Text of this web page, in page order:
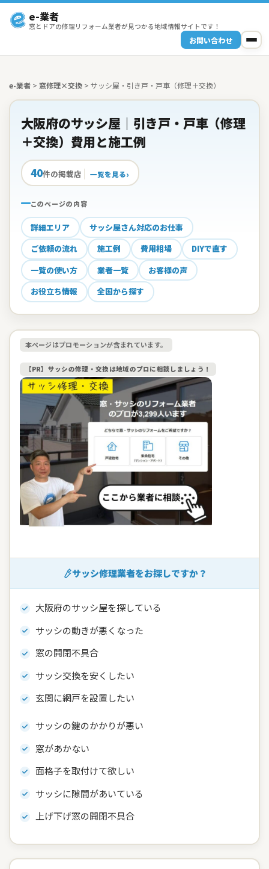
e-業者
窓とドアの修理リフォーム業者が見つかる地域情報サイトです！
お問い合わせ
e-業者 > 窓修理×交換 > サッシ屋・引き戸・戸車（修理＋交換）
大阪府のサッシ屋｜引き戸・戸車（修理
＋交換）費用と施工例
40件の掲載店 一覧を見る
このページの内容
詳細エリア
サッシ屋さん対応のお仕事
ご依頼の流れ
施工例 費用相場
DIYで直す
一覧の使い方
業者一覧
お客様の声
お役立ち情報
全国から探す
本ページはプロモーションが含まれています。
【PR】サッシの修理・交換は地域のプロに相談しましょう！
サッシ修理業者をお探しですか？
大阪府のサッシ屋を探している
サッシの動きが悪くなった
窓の開閉不具合
サッシ交換を安くしたい
玄関に網戸を設置したい
サッシの鍵のかかりが悪い
窓があかない
面格子を取付けて欲しい
サッシに隙間があいている
上げ下げ窓の開閉不具合